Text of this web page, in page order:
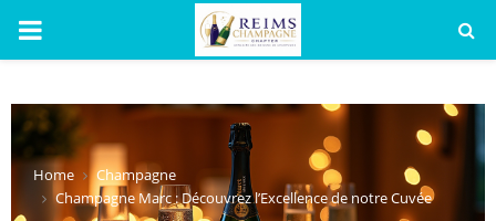
PRIMARY
Home
Champagne
Champagne Marc : Découvrez l’Excellence de notre Cuvée